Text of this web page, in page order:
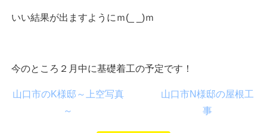
いい結果が出ますようにｍ(_ _)ｍ
今のところ２月中に基礎着工の予定です！
山口市のK様邸～上空写真
～
山口市N様邸の屋根工
事